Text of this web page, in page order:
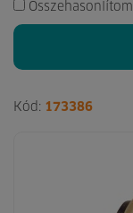
Összehasonlítom
Kód: 173386